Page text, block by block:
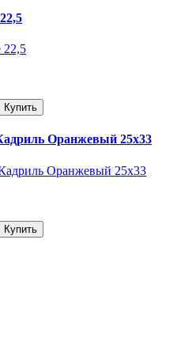
Купить
Оранжевый 25х33
Купить